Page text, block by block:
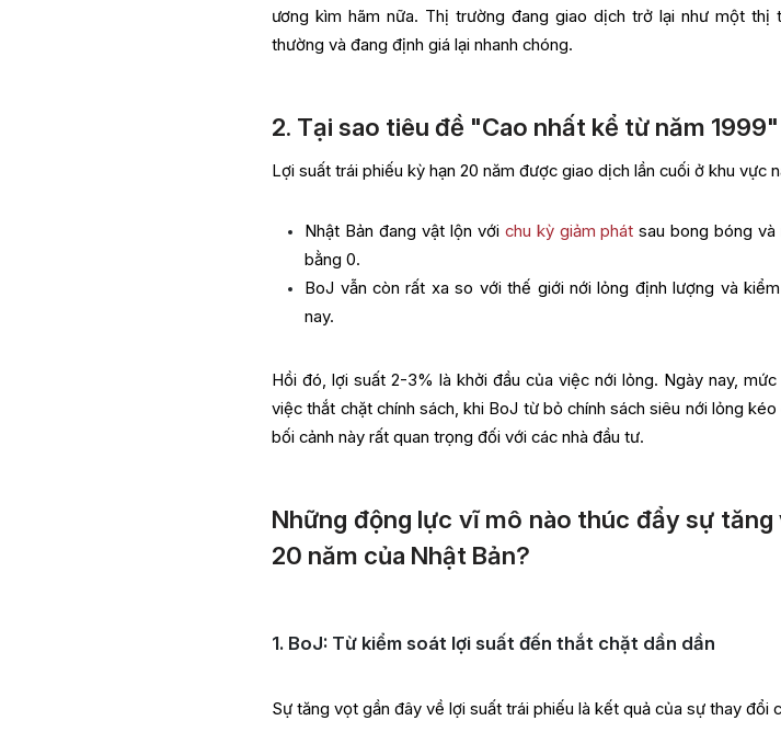
ương kìm hãm nữa. Thị trường đang giao dịch trở lại như một thị
thường và đang định giá lại nhanh chóng.
2. Tại sao tiêu đề "Cao nhất kể từ năm
Lợi suất trái phiếu kỳ hạn 20 năm được giao dịch lần cuối ở khu vực
Nhật Bản đang vật lộn với chu kỳ giảm phát sau bong bóng
bằng 0.
BoJ vẫn còn rất xa so với thế giới nới lỏng định lượng và
nay.
Hồi đó, lợi suất 2-3% là khởi đầu của việc nới lỏng. Ngày nay,
việc thắt chặt chính sách, khi BoJ từ bỏ chính sách siêu nới lỏng
bối cảnh này rất quan trọng đối với các nhà đầu tư.
Những động lực vĩ mô nào thúc đẩy sự
20 năm của Nhật Bản?
1. BoJ: Từ kiểm soát lợi suất đến thắt chặt dần dần
Sự tăng vọt gần đây về lợi suất trái phiếu là kết quả của sự thay đổi